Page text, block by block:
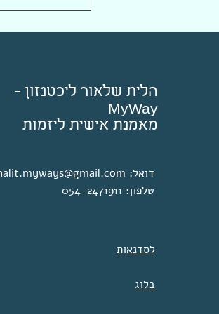
הלית שלאור ליכטנזון -
MyWay
מאמנת אישית ליזמות
דואל:
טלפון: 054-2471911
לסדנאות
בלוג